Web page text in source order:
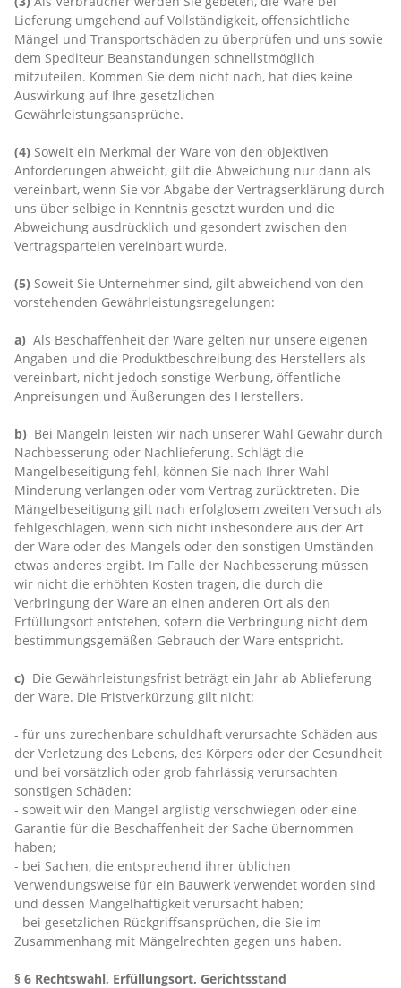
Lieferung umgehend auf Vollständigkeit, offensichtliche
Mängel und Transportschäden zu überprüfen und uns sowie
dem Spediteur Beanstandungen schnellstmöglich
mitzuteilen. Kommen Sie dem nicht nach, hat dies keine
Auswirkung auf Ihre gesetzlichen
Gewährleistungsansprüche.
(4) Soweit ein Merkmal der Ware von den objektiven
Anforderungen abweicht, gilt die Abweichung nur dann als
vereinbart, wenn Sie vor Abgabe der Vertragserklärung durch
uns über selbige in Kenntnis gesetzt wurden und die
Abweichung ausdrücklich und gesondert zwischen den
Vertragsparteien vereinbart wurde.
(5) Soweit Sie Unternehmer sind, gilt abweichend von den
vorstehenden Gewährleistungsregelungen:
a) Als Beschaffenheit der Ware gelten nur unsere eigenen
Angaben und die Produktbeschreibung des Herstellers als
vereinbart, nicht jedoch sonstige Werbung, öffentliche
Anpreisungen und Äußerungen des Herstellers.
b) Bei Mängeln leisten wir nach unserer Wahl Gewähr durch
Nachbesserung oder Nachlieferung. Schlägt die
Mangelbeseitigung fehl, können Sie nach Ihrer Wahl
Minderung verlangen oder vom Vertrag zurücktreten. Die
Mängelbeseitigung gilt nach erfolglosem zweiten Versuch als
fehlgeschlagen, wenn sich nicht insbesondere aus der Art
der Ware oder des Mangels oder den sonstigen Umständen
etwas anderes ergibt. Im Falle der Nachbesserung müssen
wir nicht die erhöhten Kosten tragen, die durch die
Verbringung der Ware an einen anderen Ort als den
Erfüllungsort entstehen, sofern die Verbringung nicht dem
bestimmungsgemäßen Gebrauch der Ware entspricht.
c) Die Gewährleistungsfrist beträgt ein Jahr ab Ablieferung
der Ware. Die Fristverkürzung gilt nicht:
- für uns zurechenbare schuldhaft verursachte Schäden aus
der Verletzung des Lebens, des Körpers oder der Gesundheit
und bei vorsätzlich oder grob fahrlässig verursachten
sonstigen Schäden;
- soweit wir den Mangel arglistig verschwiegen oder eine
Garantie für die Beschaffenheit der Sache übernommen
haben;
- bei Sachen, die entsprechend ihrer üblichen
Verwendungsweise für ein Bauwerk verwendet worden sind
und dessen Mangelhaftigkeit verursacht haben;
- bei gesetzlichen Rückgriffsansprüchen, die Sie im
Zusammenhang mit Mängelrechten gegen uns haben.
§ 6 Rechtswahl, Erfüllungsort, Gerichtsstand